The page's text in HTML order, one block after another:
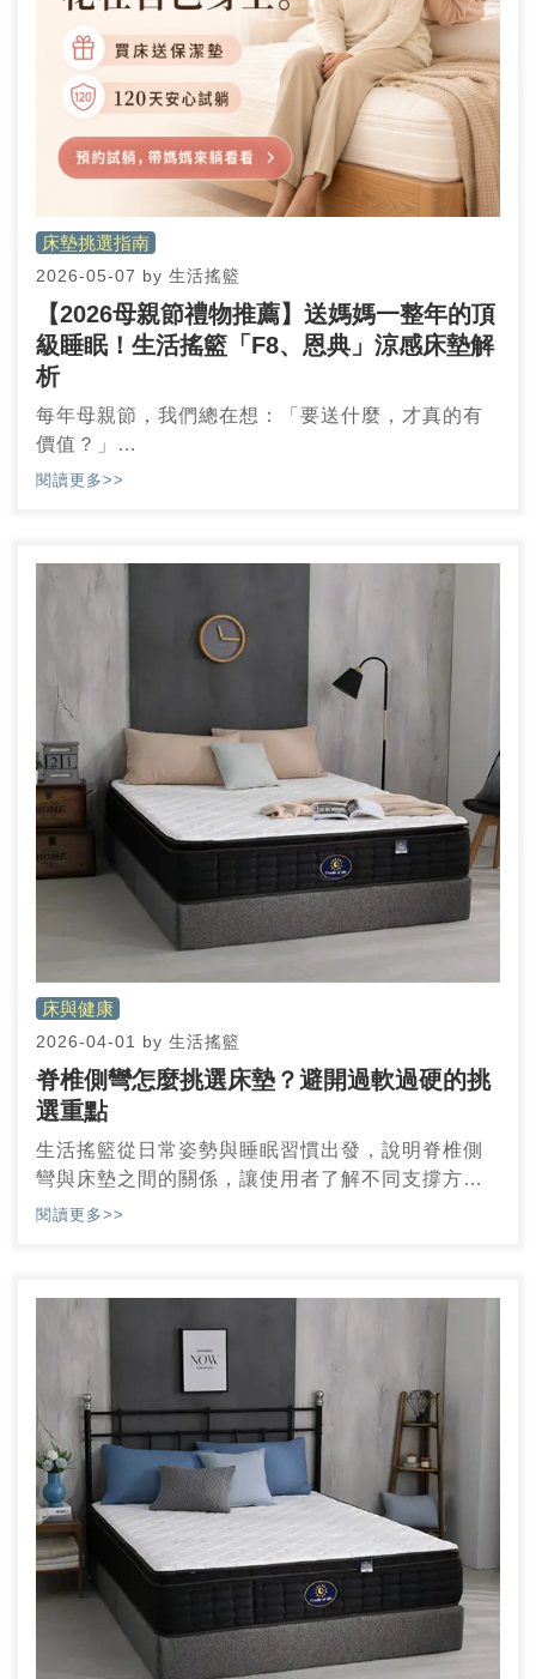
床墊挑選指南
2026-05-07 by 生活搖籃
【2026母親節禮物推薦】送媽媽一整年的頂
級睡眠！生活搖籃「F8、恩典」涼感床墊解
析
每年母親節，我們總在想：「要送什麼，才真的有
價值？」
但其實答案很簡單——讓她每天都過得更舒服的東
閱讀更多>>
床與健康
2026-04-01 by 生活搖籃
脊椎側彎怎麼挑選床墊？避開過軟過硬的挑
選重點
生活搖籃從日常姿勢與睡眠習慣出發，說明脊椎側
彎與床墊之間的關係，讓使用者了解不同支撐方式
在躺感與壓力分散上的差異
閱讀更多>>